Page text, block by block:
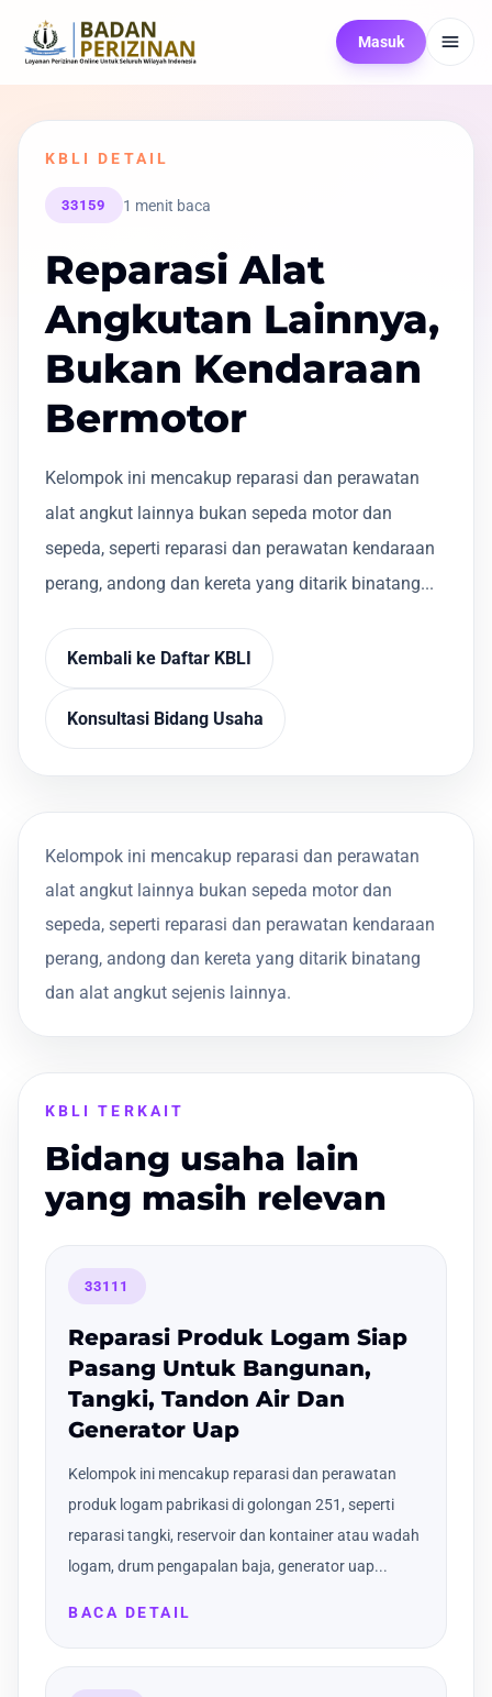
Masuk
KBLI DETAIL
33159 1 menit baca
Reparasi Alat
Angkutan Lainnya,
Bukan Kendaraan
Bermotor
Kelompok ini mencakup reparasi dan perawatan
alat angkut lainnya bukan sepeda motor dan
sepeda, seperti reparasi dan perawatan kendaraan
perang, andong dan kereta yang ditarik binatang...
Kembali ke Daftar KBLI
Konsultasi Bidang Usaha
Kelompok ini mencakup reparasi dan perawatan
alat angkut lainnya bukan sepeda motor dan
sepeda, seperti reparasi dan perawatan kendaraan
perang, andong dan kereta yang ditarik binatang
dan alat angkut sejenis lainnya.
KBLI TERKAIT
Bidang usaha lain
yang masih relevan
33111
Reparasi Produk Logam Siap
Pasang Untuk Bangunan,
Tangki, Tandon Air Dan
Generator Uap
Kelompok ini mencakup reparasi dan perawatan
produk logam pabrikasi di golongan 251, seperti
reparasi tangki, reservoir dan kontainer atau wadah
logam, drum pengapalan baja, generator uap...
BACA DETAIL